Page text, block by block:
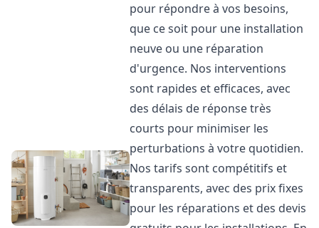
pour répondre à vos besoins,
que ce soit pour une installation
neuve ou une réparation
d'urgence. Nos interventions
sont rapides et efficaces, avec
des délais de réponse très
courts pour minimiser les
perturbations à votre quotidien.
Nos tarifs sont compétitifs et
transparents, avec des prix fixes
pour les réparations et des devis